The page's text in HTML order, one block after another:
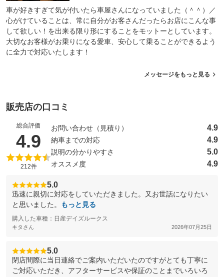
車が好きすぎて気が付いたら車屋さんになっていました（＾＾）／
心がけていることは、常に自分がお客さんだったらお店にこんな事
して欲しい！を出来る限り形にすることをモットーとしています。
大切なお客様がお乗りになる愛車、安心して乗ることができるよう
に全力で対応いたします！
メッセージをもっと見る
販売店の口コミ
総合評価
4.9 （5点満点中）
212件
お問い合わせ（見積り） 4.9
納車までの対応 4.9
説明の分かりやすさ 5.0
オススメ度 4.9
5.0
迅速に親切に対応をしていただきました。又お世話になりたい
と思いました。
もっと見る
購入した車種：日産デイズルークス
キタさん 2026年07月25日
5.0
閉店間際に当日連絡でご案内いただいたのですがとても丁寧に
ご対応いただき、アフターサービスや保証のことまでいろいろ